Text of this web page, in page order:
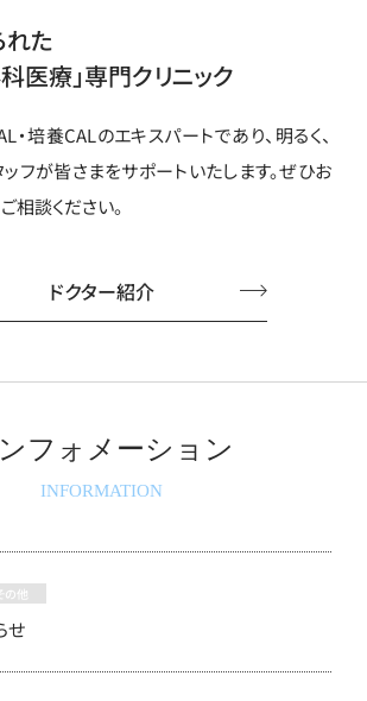
れた
医療」専門クリニック
培養CALのエキスパートであり、 明るく、
フが皆さまをサポートいたします。ぜひお
相談ください。
ドクター紹介
フォメーション
INFORMATION
の他
せ